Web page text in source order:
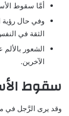
أمَّا سقوط
وفي حال رؤية
الثقة في
الشعور
الآخرين.
سقوط
وقد يرى الرَّجل في